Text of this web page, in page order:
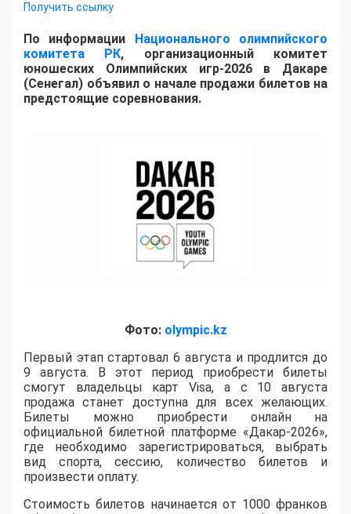
Получить ссылку
По информации Национального олимпийского
комитета РК, организационный комитет
юношеских Олимпийских игр-2026 в Дакаре
(Сенегал) объявил о начале продажи билетов на
предстоящие соревнования.
Фото: olympic.kz
Первый этап стартовал 6 августа и продлится до
9 августа. В этот период приобрести билеты
смогут владельцы карт Visa, а с 10 августа
продажа станет доступна для всех желающих.
Билеты можно приобрести онлайн на
официальной билетной платформе «Дакар-2026»,
где необходимо зарегистрироваться, выбрать
вид спорта, сессию, количество билетов и
произвести оплату.
Стоимость билетов начинается от 1000 франков